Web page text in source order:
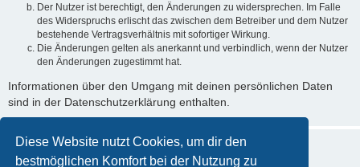
Diese Website nutzt Cookies, um dir den
bestmöglichen Komfort bei der Nutzung zu
Der Nutzer ist berechtigt, den Änderungen zu widersprechen. Im Falle
des Widerspruchs erlischt das zwischen dem Betreiber und dem Nutzer
bestehende Vertragsverhältnis mit sofortiger Wirkung.
Die Änderungen gelten als anerkannt und verbindlich, wenn der Nutzer
den Änderungen zugestimmt hat.
Informationen über den Umgang mit deinen persönlichen Daten
sind in der Datenschutzerklärung enthalten.